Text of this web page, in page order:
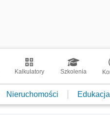
Kalkulatory Szkolenia
Nieruchomości Edukacja